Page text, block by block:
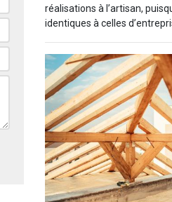
réalisations à l’artisan,
identiques à celles